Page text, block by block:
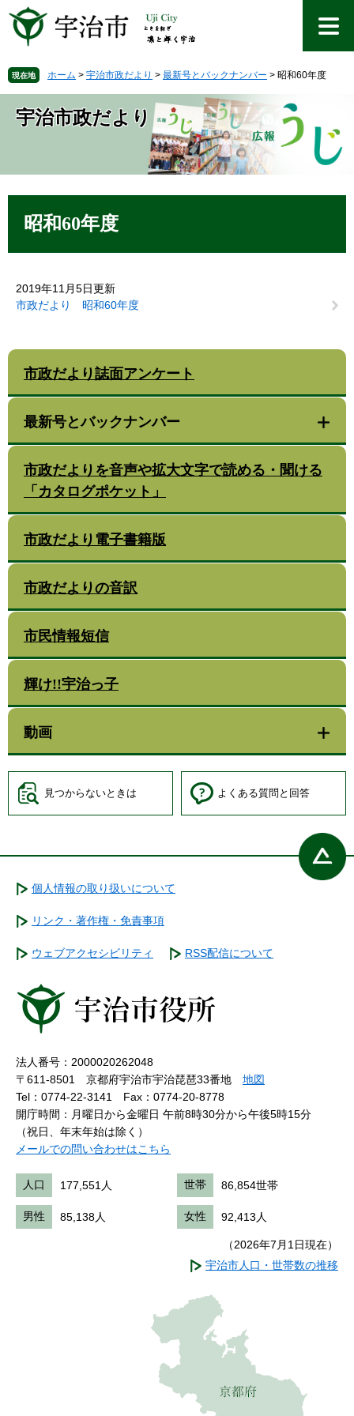
先を
文
現在地 ホーム > 宇治市政だより > 最新号とバックナンバー > 昭和60年度
宇治市政だより
昭和60年度
2019年11月5日更新
市政だより 昭和60年度
市政だより誌面アンケート
最新号とバックナンバー
市政だよりを音声や拡大文字で読める・聞ける
「カタログポケット」
市政だより電子書籍版
市政だよりの音訳
市民情報短信
輝け!!宇治っ子
動画
見つからないときは よくある質問と回答
個人情報の取り扱いについて
リンク・著作権・免責事項
ウェブアクセシビリティ RSS配信について
法人番号：2000020262048
〒611-8501 京都府宇治市宇治琵琶33番地 地図
Tel：0774-22-3141
Fax：0774-20-8778
開庁時間：月曜日から金曜日 午前8時30分から午後5時15分
（祝日、年末年始は除く）
メールでの問い合わせはこちら
人口 177,551人 世帯 86,854世帯
男性 85,138人 女性 92,413人
（2026年7月1日現在）
宇治市人口・世帯数の推移